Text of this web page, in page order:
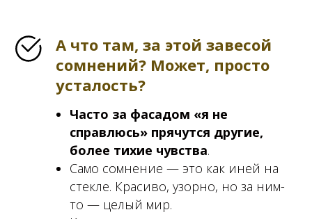
А что там, за этой завесой
сомнений? Может, просто
усталость?
Часто за фасадом «я не
справлюсь» прячутся другие,
более тихие чувства.
Само сомнение — это как иней на
стекле. Красиво, узорно, но за ним-
то — целый мир.